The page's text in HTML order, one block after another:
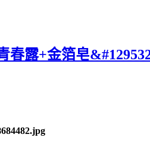
春露+金箔皂